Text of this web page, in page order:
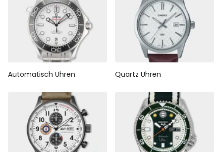
Automatisch Uhren Quartz Uhren